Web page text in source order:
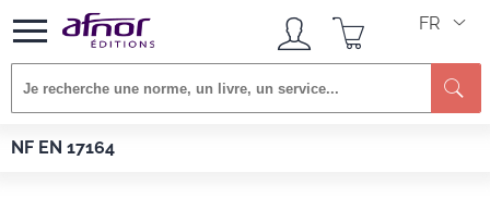
FR
NF EN 17164
Afnor EDITIONS